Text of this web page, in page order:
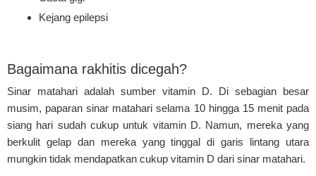
Kejang epilepsi
Bagaimana rakhitis dicegah?
Sinar matahari adalah sumber vitamin D. Di sebagian besar
musim, paparan sinar matahari selama 10 hingga 15 menit pada
siang hari sudah cukup untuk vitamin D. Namun, mereka yang
berkulit gelap dan mereka yang tinggal di garis lintang utara
mungkin tidak mendapatkan cukup vitamin D dari sinar matahari.